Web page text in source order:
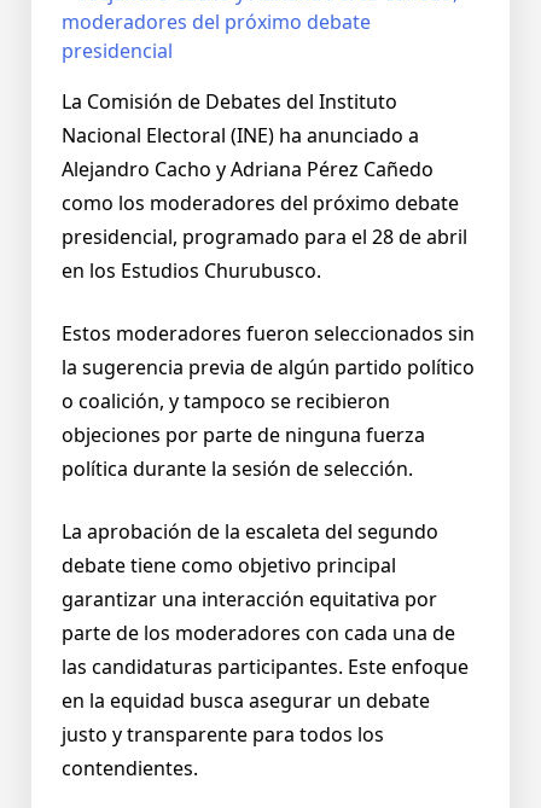
La Comisión de Debates del Instituto
Nacional Electoral (INE) ha anunciado a
Alejandro Cacho y Adriana Pérez Cañedo
como los moderadores del próximo debate
presidencial, programado para el 28 de abril
en los Estudios Churubusco.
Estos moderadores fueron seleccionados sin
la sugerencia previa de algún partido político
o coalición, y tampoco se recibieron
objeciones por parte de ninguna fuerza
política durante la sesión de selección.
La aprobación de la escaleta del segundo
debate tiene como objetivo principal
garantizar una interacción equitativa por
parte de los moderadores con cada una de
las candidaturas participantes. Este enfoque
en la equidad busca asegurar un debate
justo y transparente para todos los
contendientes.